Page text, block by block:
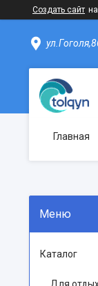
Создать сайт
Главная
Каталог